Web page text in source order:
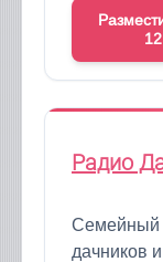
Радио
Семейный
дачников